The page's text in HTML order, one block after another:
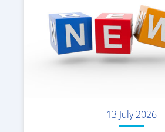
13 July 2026